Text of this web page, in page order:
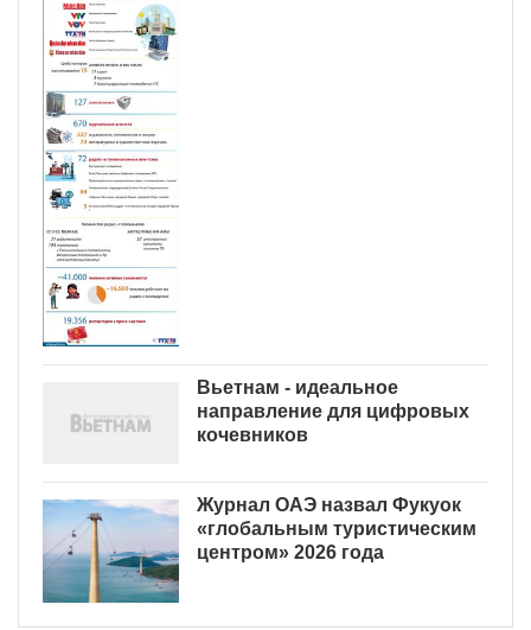
Вьетнам - идеальное
направление для цифровых
кочевников
Журнал ОАЭ назвал Фукуок
«глобальным туристическим
центром» 2026 года